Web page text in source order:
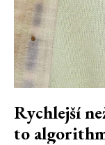
Rychlejší
to